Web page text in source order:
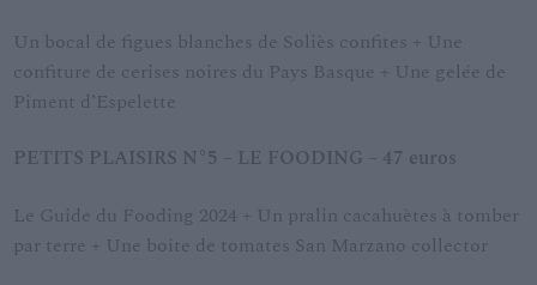
Un bocal de figues blanches de Soliès confites + Une
confiture de cerises noires du Pays Basque + Une gelée de
Piment d’Espelette
PETITS PLAISIRS N°5 – LE FOODING – 47 euros
Le Guide du Fooding 2024 + Un pralin cacahuètes à tomber
par terre + Une boite de tomates San Marzano collector